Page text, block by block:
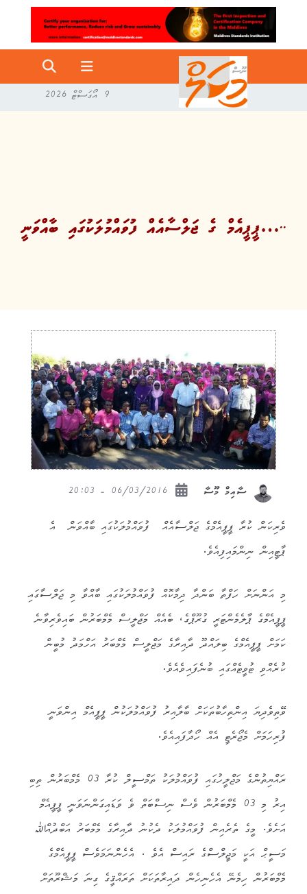
9 އޯގަސްޓް 2026
ޕީޕީއެމް ގެ ޖަލްސާއެއް ފުވައްމުލަކުގައި ބާއްވަނީ…..
ސާއިމް މޫސާ
ވެރިކަން ކުރާ ޕީޕީއެމްގެ ޖަލްސާއެއް ފުވައްމުލަކުގައި ބާއްވަން އެ
ޕާޓީއިން ނިންމައިފިއެވެ.
މި އަންނަށް ހަފްތާ ބަންދާ ދިމާކޮއް ފުވައްމުލަކުގައި ބާއްވާ މި ޖަލްސާގައި
ޕީޕީއެމްގެ ޕާލެމެންޓަރީ ގުރޫޕްގެ، ބެއެއް މަޖްލީސް މެމްބަރުން ބައިވެރިވާނެ
ކަމަށް ޕީޕީއެމްގެ ބިލައްދޫ ދާއިރާގެ މަޖްލީސް މެމްބަރު އަހްމަދު މުބީން
ކުރެއްވި ޓުވީޓެއްގައި ބުނެފައިވެއެވެ.
ވޭތިވެދިޔަ އިންތިހާބުތަކަށް ބާލާއިރު ފުވައްމުލަކުން ޕީޕީއެމް އިންވަނީ
ފުރިހަމަށް މެޖޯރެޓީ އެއް ހޯދާފައިއެވެ.
ރައްޔިތުންގެ މަޖްލީހުގައި ފުވައްމުލަކު ތަމްސީލް ކުރާ 03 މެމްބަރުން ތިބި
އިރު މި 03 މެމްބަރުން ވެސް ނިސްބަތް ވެ ވަޑައިގަންނަވަނީ ޕީޕީއެމް
އަށެވެ. މީގެ ތެރެއިން ފުވައްމުލަކު ދެކުނު ދާއިރާގެ މެމްބަރު އަބްދުއްﷲ
މަސީޙް އަކީ މަޖީލްސްގެ ރައިސް އެވެ . އެހެންނަމަވެސް ޕީޕީއެމްގެ
މެމްބަރުން ހިމެނޭ އެހެނިހެން ދައިރާތަކަށް ތަރައްޤީގެ ގިނަ މަޝްރޫތަށް